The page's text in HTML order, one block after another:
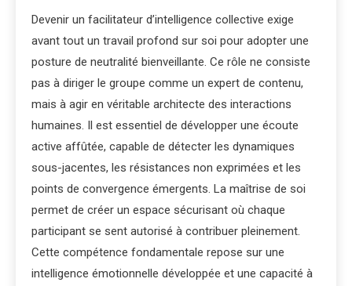
Devenir un facilitateur d’intelligence collective exige
avant tout un travail profond sur soi pour adopter une
posture de neutralité bienveillante. Ce rôle ne consiste
pas à diriger le groupe comme un expert de contenu,
mais à agir en véritable architecte des interactions
humaines. Il est essentiel de développer une écoute
active affûtée, capable de détecter les dynamiques
sous-jacentes, les résistances non exprimées et les
points de convergence émergents. La maîtrise de soi
permet de créer un espace sécurisant où chaque
participant se sent autorisé à contribuer pleinement.
Cette compétence fondamentale repose sur une
intelligence émotionnelle développée et une capacité à